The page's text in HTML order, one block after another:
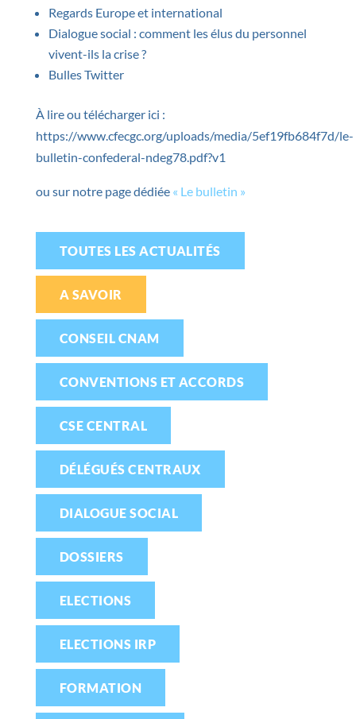
Regards Europe et international
Dialogue social : comment les élus du personnel
vivent-ils la crise ?
Bulles Twitter
À lire ou télécharger ici :
https://www.cfecgc.org/uploads/media/5ef19fb684f7d/le-
bulletin-confederal-ndeg78.pdf?v1
ou sur notre page dédiée « Le bulletin »
TOUTES LES ACTUALITÉS
A SAVOIR
CONSEIL CNAM
CONVENTIONS ET ACCORDS
CSE CENTRAL
DÉLÉGUÉS CENTRAUX
DIALOGUE SOCIAL
DOSSIERS
ELECTIONS
ELECTIONS IRP
FORMATION